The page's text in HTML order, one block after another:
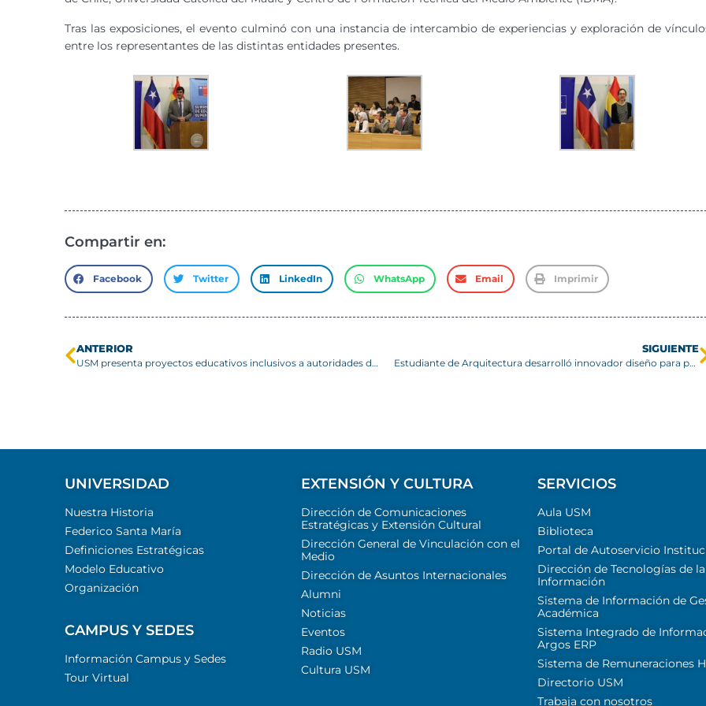
Tras las exposiciones, el evento culminó con una instancia de intercambio de experiencias y exploración de
entre los representantes de las distintas entidades presentes.
Compartir en:
Facebook Twitter LinkedIn WhatsApp Email Imprimir
ANTERIOR
USM presenta proyectos educativos inclusivos a autoridades del gobierno
SIGUIENTE
Estudiante de Arquitectura desarrolló innovador diseño para proyecto de reciclaje
UNIVERSIDAD
Nuestra Historia
Federico Santa María
Definiciones Estratégicas
Modelo Educativo
Organización
CAMPUS Y SEDES
Información Campus y Sedes
Tour Virtual
EXTENSIÓN Y CULTURA
Dirección de Comunicaciones
Estratégicas y Extensión Cultural
Dirección General de Vinculación con el
Medio
Dirección de Asuntos Internacionales
Alumni
Noticias
Eventos
Radio USM
Cultura USM
SERVICIOS
Aula USM
Biblioteca
Portal de Autoservicio
Dirección de Tecnologías de la
Información
Sistema de Información de
Académica
Sistema Integrado de
Argos ERP
Sistema de Remuneraciones
Directorio USM
Trabaja con nosotros